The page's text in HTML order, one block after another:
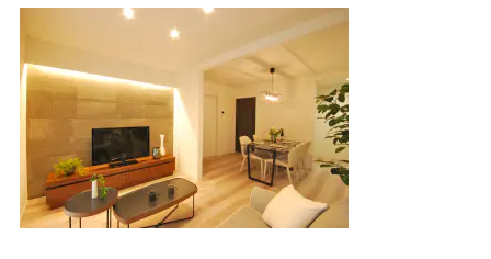
0120-88-1501
9:00～18:00／水曜定休